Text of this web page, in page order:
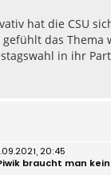
hat die CSU
das Thema
in ihr
20:45
braucht man